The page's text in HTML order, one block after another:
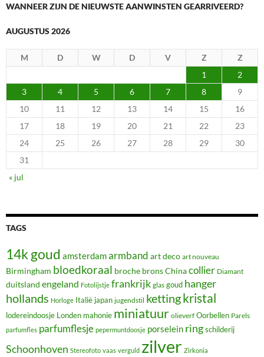
WANNEER ZIJN DE NIEUWSTE AANWINSTEN GEARRIVEERD?
AUGUSTUS 2026
M D W D V Z
Z
1
2
3
4 5 6 7 8
9
10
11 12 13 14 15
16
17
18 19 20 21 22
23
24
25 26 27 28 29
30
31
« jul
TAGS
14k goud amsterdamarmband art deco art nouveau
Birmingham bloedkoraal broche bronsChinacollier Diamant
duitsland engeland Fotolijstje frankrijk glas goud hanger
hollands Horloge Italië japan jugendstil kettingkristal
lodereindoosje Londen mahonie miniatuur olieverf Oorbellen Parels
parfumfles parfumflesje pepermuntdoosje porselein ringschilderij
Schoonhoven Stereofoto vaas verguld zilver Zirkonia